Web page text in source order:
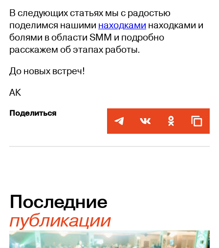
В следующих статьях мы с радостью
поделимся нашиминаходкаминаходками и
болями в области SMM и подробно
расскажем об этапах работы.
До новых встреч!
АК
Поделиться
Последние
публикации